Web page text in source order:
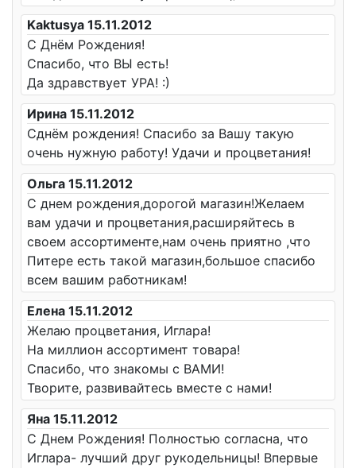
Kaktusya 15.11.2012
С Днём Рождения!
Спасибо, что ВЫ есть!
Да здравствует УРА! :)
Ирина 15.11.2012
Сднём рождения! Спасибо за Вашу такую
очень нужную работу! Удачи и процветания!
Ольга 15.11.2012
С днем рождения,дорогой магазин!Желаем
вам удачи и процветания,расширяйтесь в
своем ассортименте,нам очень приятно ,что
Питере есть такой магазин,большое спасибо
всем вашим работникам!
Елена 15.11.2012
Желаю процветания, Иглара!
На миллион ассортимент товара!
Спасибо, что знакомы с ВАМИ!
Творите, развивайтесь вместе с нами!
Яна 15.11.2012
С Днем Рождения! Полностью согласна, что
Иглара- лучший друг рукодельницы! Впервые